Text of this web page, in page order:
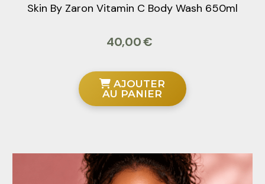
Skin By Zaron Vitamin C Body Wash 650ml
40,00€
AJOUTER
AU PANIER